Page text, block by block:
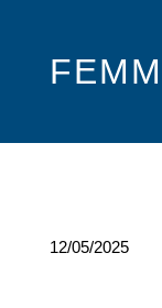
12/05/2025